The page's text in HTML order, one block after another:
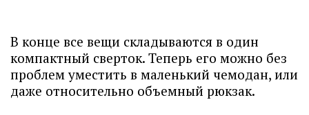
В конце все вещи складываются в один
компактный сверток. Теперь его можно без
проблем уместить в маленький чемодан, или
даже относительно объемный рюкзак.